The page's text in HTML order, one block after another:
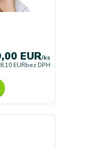
EUR/ks
EURbez DPH